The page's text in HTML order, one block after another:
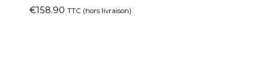
€158.90 TTC (hors livraison)